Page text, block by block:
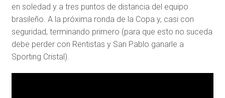
en soledad y a tres puntos de distancia del equipo
brasileño. A la próxima ronda de la Copa y, casi con
seguridad, terminando primero (para que esto no suceda
debe perder con Rentistas y San Pablo ganarle a
Sporting Cristal).